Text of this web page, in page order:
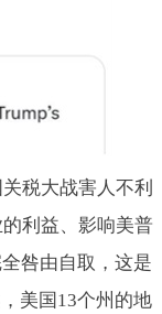
税大战害人不利
利益、影响美普
咎由自取，这是
美国 13个州的地